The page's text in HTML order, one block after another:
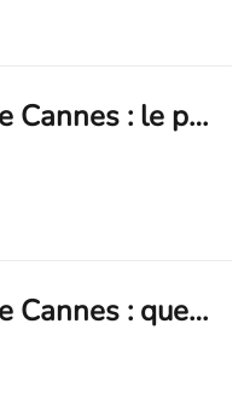
Festival de Cannes : le pire et le meilleur de l'événement cinéma
Festival de Cannes : que vaut le cinquième Indiana Jones avec Harrison Ford ?